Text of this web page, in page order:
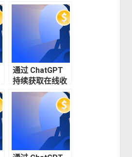
通过 ChatGPT
持续获取在线收
入（一）—— 作
为创作者如何保